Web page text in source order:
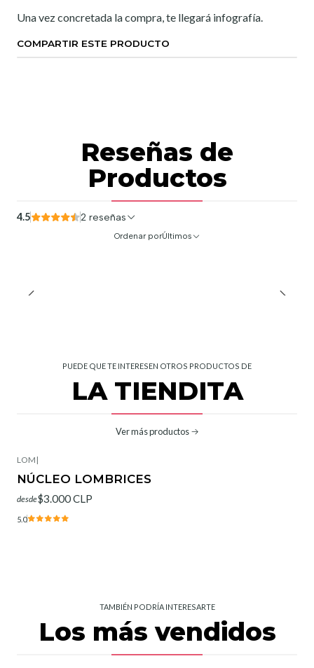
Una vez concretada la compra, te llegará infografía.
COMPARTIR ESTE PRODUCTO
Reseñas de
Productos
4.5 2 reseñas
Ordenar porÚltimos
PUEDE QUE TE INTERESEN OTROS PRODUCTOS DE
LA TIENDITA
Ver más productos
LOM |
NÚCLEO LOMBRICES
desde$3.000 CLP
5.0
TAMBIÉN PODRÍA INTERESARTE
Los más vendidos